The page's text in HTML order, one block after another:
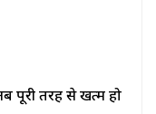
पूरी तरह से खत्म हो